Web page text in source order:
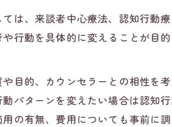
の選び方と判断基準を明確化
ウンセリング療法の判断方法
を選ぶときのポイントまとめ
けるべきか迷う時の基準
の効果を基準に検討しよう
ンセリングの受け方
は、来談者中心療法、認知行動
行動を具体的に変えることが目
目的、カウンセラーとの相性を
パターンを変えたい場合は認知
の有無、費用についても事前に調